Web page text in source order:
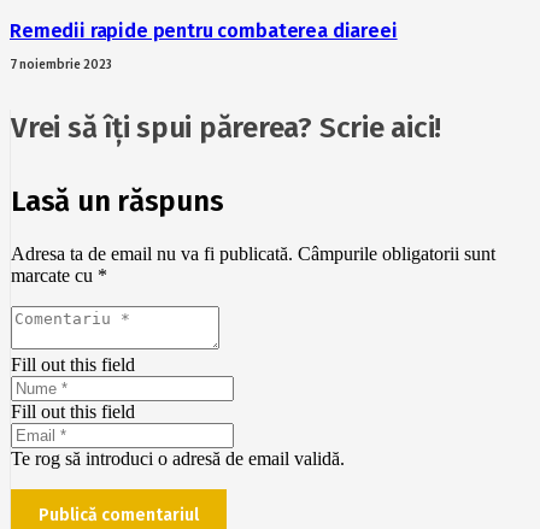
Remedii rapide pentru combaterea diareei
7 noiembrie 2023
Vrei să îți spui părerea? Scrie aici!
Lasă un răspuns
Adresa ta de email nu va fi publicată. Câmpurile obligatorii sunt
marcate cu *
Fill out this field
Fill out this field
Te rog să introduci o adresă de email validă.
Publică comentariul